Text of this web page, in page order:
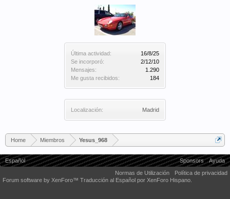
Última actividad:
16/8/25
Se incorporó:
2/12/10
Mensajes:
1.290
Me gusta recibidos:
184
Localización: Madrid
Home Miembros Yesus_968
Español Sponsors
Ayuda
Normas de Utilización
Política de privacidad
Forum software by XenForo™ Traducción al Español por XenForo Hispano.